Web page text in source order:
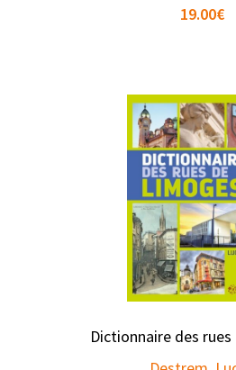
19.00€
Dictionnaire des